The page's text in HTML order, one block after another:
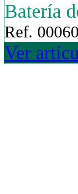
Batería
Ref.
Ver